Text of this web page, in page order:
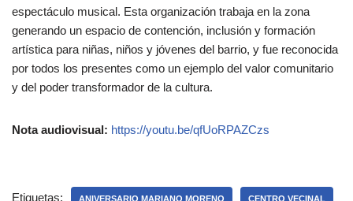
espectáculo musical. Esta organización trabaja en la zona
generando un espacio de contención, inclusión y formación
artística para niñas, niños y jóvenes del barrio, y fue reconocida
por todos los presentes como un ejemplo del valor comunitario
y del poder transformador de la cultura.
Nota audiovisual: https://youtu.be/qfUoRPAZCzs
Etiquetas: ANIVERSARIO MARIANO MORENO CENTRO VECINAL